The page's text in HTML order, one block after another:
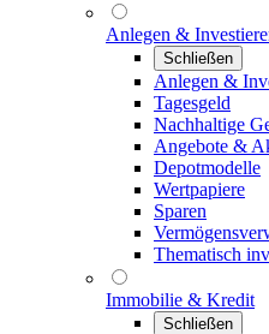
Anlegen &
Schließen
Anlegen &
Tagesgeld
Nachhaltige
Angebote &
Depotmodelle
Wertpapiere
Sparen
Thematisch
Immobilie & Kredit
Schließen